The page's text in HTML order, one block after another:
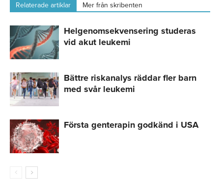
Relaterade artiklar Mer från skribenten
Helgenomsekvensering studeras
vid akut leukemi
Bättre riskanalys räddar fler barn
med svår leukemi
Första genterapin godkänd i USA